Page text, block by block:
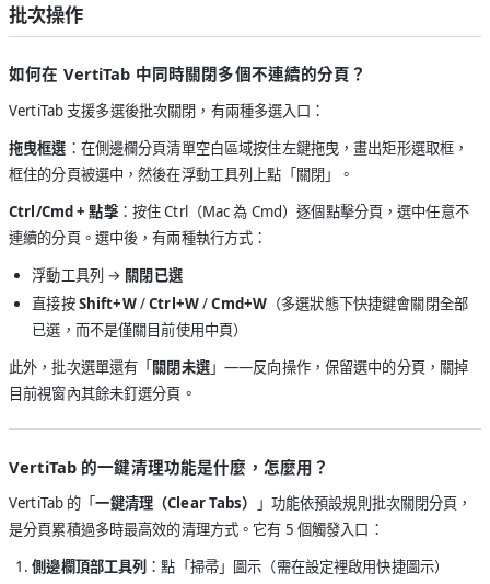
批次操作
如何在 VertiTab 中同時關閉多個不連續的分頁？
VertiTab 支援多選後批次關閉，有兩種多選入口：
拖曳框選 ：在側邊欄分頁清單空白區域按住左鍵拖曳，畫出矩形選取框，
框住的分頁被選中，然後在浮動工具列上點「關閉」。
Ctrl/Cmd + 點擊：按住 Ctrl（Mac 為 Cmd）逐個點擊分頁，選中任意不
連續的分頁。選中後，有兩種執行方式：
浮動工具列 → 關閉已選
直接按Shift+W/Ctrl+W/Cmd+W （多選狀態下快捷鍵會關閉全部
已選，而不是僅關目前使用中頁）
此外，批次選單還有「關閉未選」——反向操作，保留選中的分頁，關掉
目前視窗內其餘未釘選分頁。
VertiTab 的一鍵清理功能是什麼，怎麼用？
VertiTab 的「一鍵清理（Clear Tabs）
」功能依預設規則批次關閉分頁，
是分頁累積過多時最高效的清理方式。它有 5 個觸發入口：
側邊欄頂部工具列 ：點「掃帚」圖示（需在設定裡啟用快捷圖示）